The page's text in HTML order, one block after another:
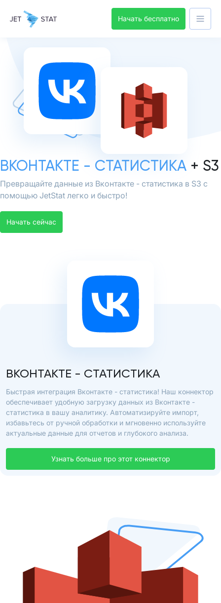
Начать бесплатно
ВКОНТАКТЕ - СТАТИСТИКА + S3
Превращайте данные из Вконтакте - статистика в S3 с
помощью JetStat легко и быстро!
Начать сейчас
ВКОНТАКТЕ - СТАТИСТИКА
Быстрая интеграция Вконтакте - статистика! Наш коннектор
обеспечивает удобную загрузку данных из Вконтакте -
статистика в вашу аналитику. Автоматизируйте импорт,
избавьтесь от ручной обработки и мгновенно используйте
актуальные данные для отчетов и глубокого анализа.
Узнать больше про этот коннектор